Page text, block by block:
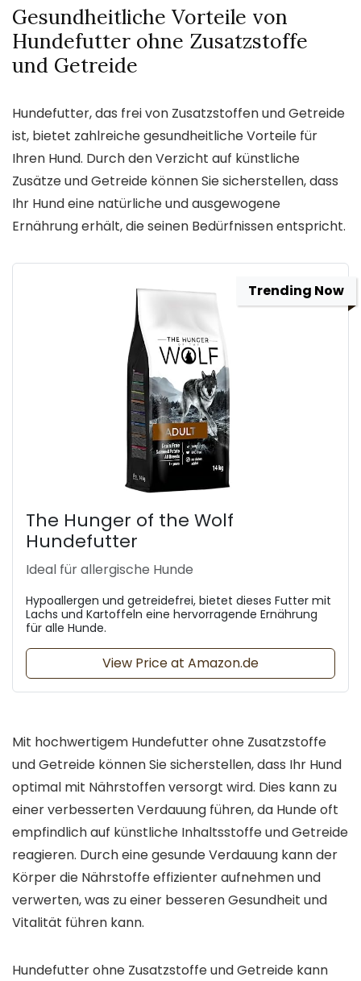
Gesundheitliche Vorteile von
Hundefutter ohne Zusatzstoffe
und Getreide
Hundefutter, das frei von Zusatzstoffen und Getreide
ist, bietet zahlreiche gesundheitliche Vorteile für
Ihren Hund. Durch den Verzicht auf künstliche
Zusätze und Getreide können Sie sicherstellen, dass
Ihr Hund eine natürliche und ausgewogene
Ernährung erhält, die seinen Bedürfnissen entspricht.
Trending Now
The Hunger of the Wolf
Hundefutter
Ideal für allergische Hunde
Hypoallergen und getreidefrei, bietet dieses Futter mit
Lachs und Kartoffeln eine hervorragende Ernährung
für alle Hunde.
View Price at Amazon.de
Mit hochwertigem Hundefutter ohne Zusatzstoffe
und Getreide können Sie sicherstellen, dass Ihr Hund
optimal mit Nährstoffen versorgt wird. Dies kann zu
einer verbesserten Verdauung führen, da Hunde oft
empfindlich auf künstliche Inhaltsstoffe und Getreide
reagieren. Durch eine gesunde Verdauung kann der
Körper die Nährstoffe effizienter aufnehmen und
verwerten, was zu einer besseren Gesundheit und
Vitalität führen kann.
Hundefutter ohne Zusatzstoffe und Getreide kann